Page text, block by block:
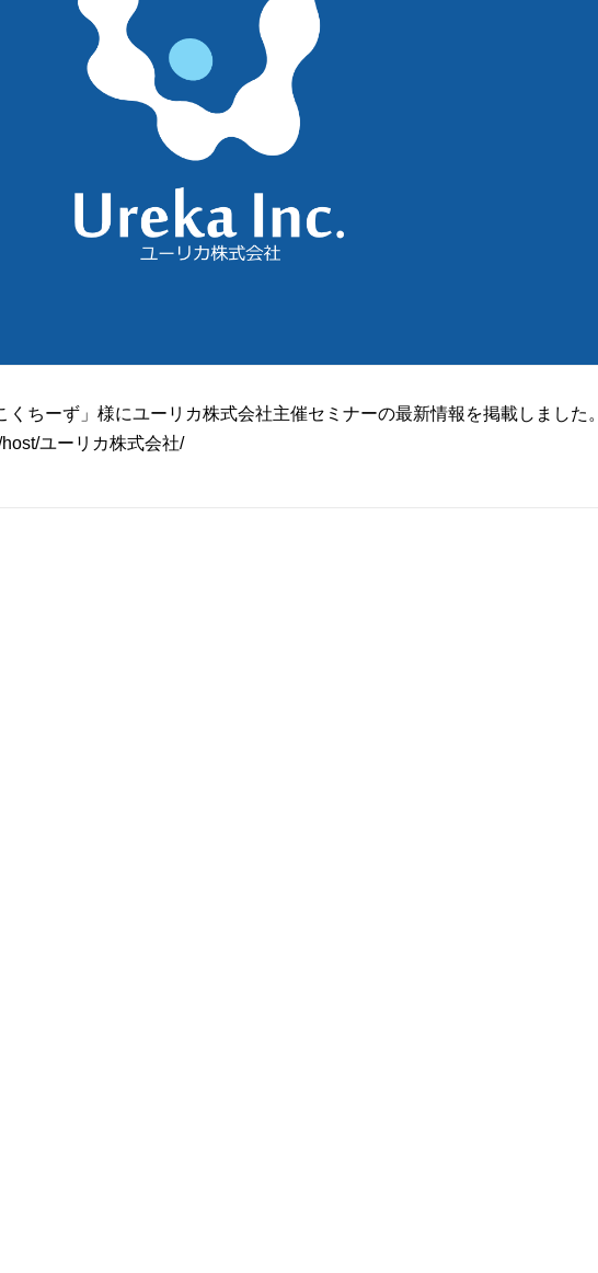
ちーず」様にユーリカ株式会社主催セミナーの最新情報を掲載しました。
ユーリカ株式会社/